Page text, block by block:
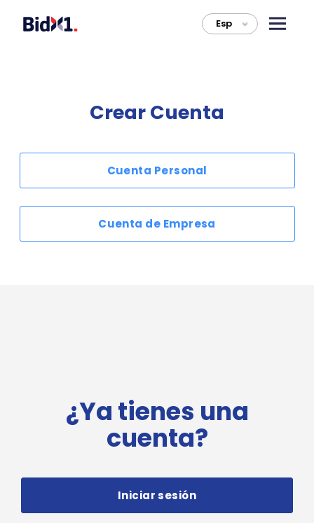
Esp >
¿Ya tienes una
cuenta?
Iniciar sesión
Crear Cuenta
Cuenta Personal
Cuenta de Empresa